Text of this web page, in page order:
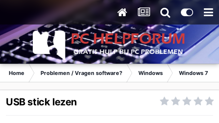
Home Problemen / Vragen software? Windows Windows 7
USB stick lezen